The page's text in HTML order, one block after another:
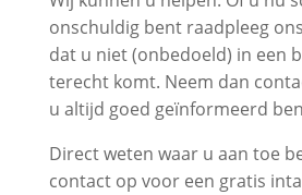
onschuldig bent raadpleeg
dat u niet (onbedoeld) in een
terecht komt. Neem dan
u altijd goed geïnformeerd
Direct weten waar u aan toe
contact op voor een gratis